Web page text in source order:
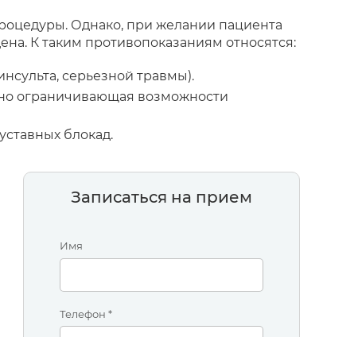
Однако, при желании пациента
К таким противопоказаниям относятся:
серьезной травмы).
ограничивающая возможности
блокад.
Записаться на прием
Имя
Телефон *